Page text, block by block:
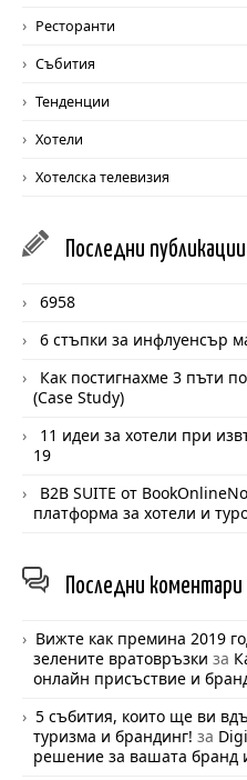
Ресторанти
Събития
Тенденции
Хотели
Хотелска телевизия
Последни публикации
6958
6 стъпки за инфлуенсър
Как постигнахме 3 пъти
(Case Study)
11 идеи за хотели при
19
B2B SUITE от
платформа за хотели и
Последни коментари
Вижте как премина 2019
зелените вратовръзки за
онлайн присъствие и
5 събития, които ще ви
туризма и брандинг! за
решение за вашата бранд